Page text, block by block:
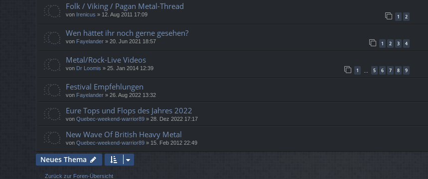
Folk / Viking / Pagan Metal-Thread
von Irenicus » 12. Aug 2011 17:09 1 2
Wen hättet ihr noch gerne gesehen?
von Fayelander » 20. Jun 2021 18:57 1 2 3 4
Metal/Rock-Live Videos
von Dr Loomis » 25. Jan 2014 12:39 1 … 5 6 7 8 9
Festival Empfehlungen
von Fayelander » 26. Aug 2022 13:32
Eure Tops und Flops des Jahres 2022
von Quebec-weekend-warrior89 » 28. Dez 2022 17:17
New Wave Of British Heavy Metal
von Quebec-weekend-warrior89 » 15. Feb 2012 22:49
Neues Thema
Zurück zur Foren-Übersicht